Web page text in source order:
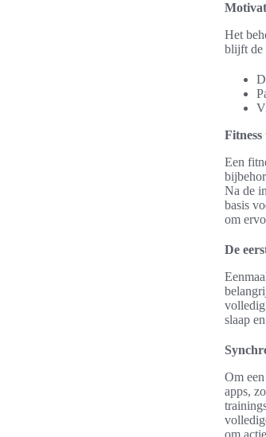
Het
blijft de
Een
Na de
basis
om
De
volledig
slaap
Om
apps,